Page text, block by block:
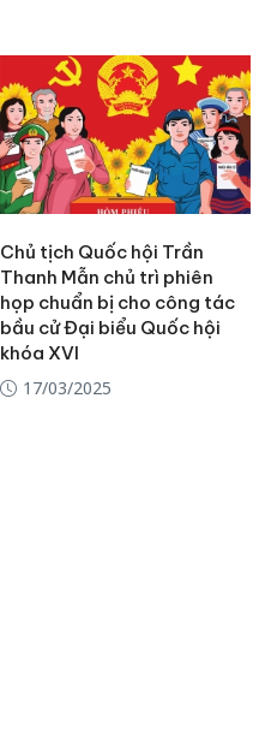
Chủ tịch Quốc hội Trần
Thanh Mẫn chủ trì phiên
họp chuẩn bị cho công tác
bầu cử Đại biểu Quốc hội
khóa XVI
17/03/2025